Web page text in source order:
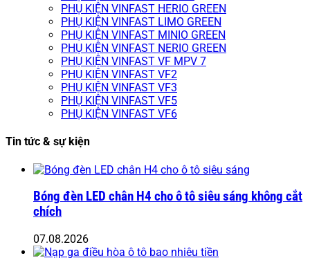
PHỤ KIỆN VINFAST HERIO GREEN
PHỤ KIỆN VINFAST LIMO GREEN
PHỤ KIỆN VINFAST MINIO GREEN
PHỤ KIỆN VINFAST NERIO GREEN
PHỤ KIỆN VINFAST VF MPV 7
PHỤ KIỆN VINFAST VF2
PHỤ KIỆN VINFAST VF3
PHỤ KIỆN VINFAST VF5
PHỤ KIỆN VINFAST VF6
Tin tức & sự kiện
Bóng đèn LED chân H4 cho ô tô siêu sáng không cắt
chích
07.08.2026